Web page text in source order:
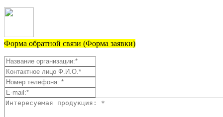
Форма обратной связи (Форма заявки)